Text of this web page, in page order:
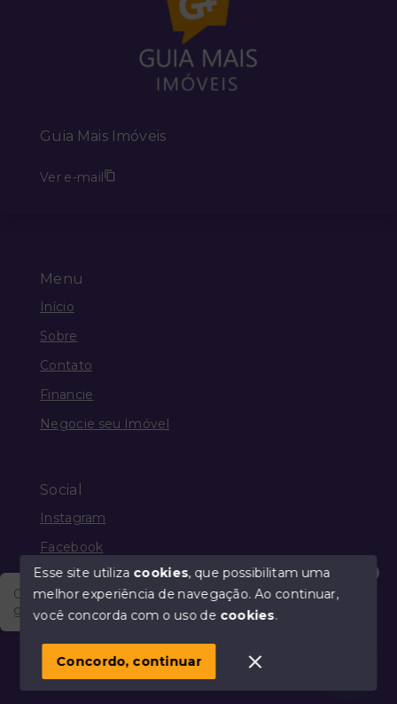
Menu
Início
Sobre
Contato
Financie
Negocie seu Imóvel
Social
Instagram
Facebook
© Copyright 2026 - Guia Mais Imóveis - Todos os
SITE PARA IMOBILIARIA
Guia Mais Imóveis
Ver e-mail
Olá, vim através do Portal Imobiliário Guia Mais e
gostaria de saber a respeito dos produtos e serviços
Esse site utiliza cookies, que possibilitam uma
melhor experiência de navegação.Ao continuar,
você concorda com o uso de cookies.
Concordo, continuar